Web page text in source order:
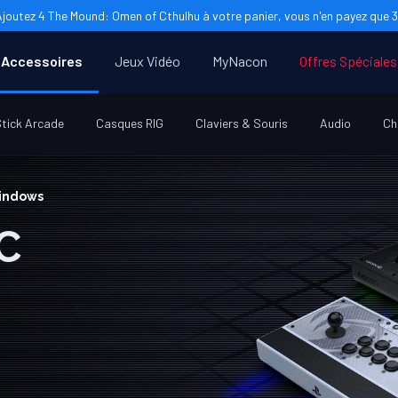
4 The Mound: Omen of Cthulhu à votre panier, vous n'en payez que
Accessoires
Arcade Casques RIG Claviers & Souris Audio
Jeux Vidéo MyNacon Offres Spéciales